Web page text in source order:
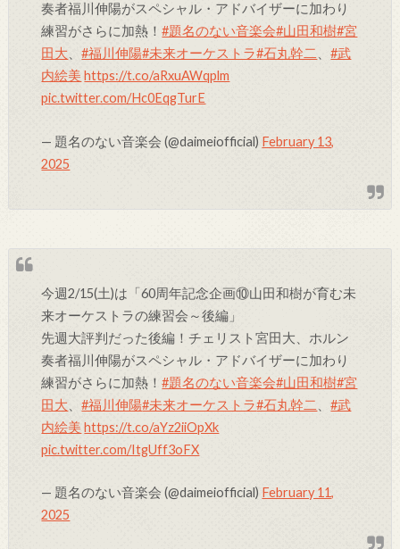
奏者福川伸陽がスペシャル・アドバイザーに加わり
練習がさらに加熱！#題名のない音楽会#山田和樹#宮
田大 、#福川伸陽#未来オーケストラ#石丸幹二 、#武
内絵美 https://t.co/aRxuAWqplm
pic.twitter.com/Hc0EqgTurE
— 題名のない音楽会 (@daimeiofficial) February 13,
2025
今週2/15(土)は「60周年記念企画⑩山田和樹が育む未
来オーケストラの練習会～後編」
先週大評判だった後編！チェリスト宮田大、ホルン
奏者福川伸陽がスペシャル・アドバイザーに加わり
練習がさらに加熱！#題名のない音楽会#山田和樹#宮
田大 、#福川伸陽#未来オーケストラ#石丸幹二 、#武
内絵美 https://t.co/aYz2iiOpXk
pic.twitter.com/ItgUff3oFX
— 題名のない音楽会 (@daimeiofficial) February 11,
2025